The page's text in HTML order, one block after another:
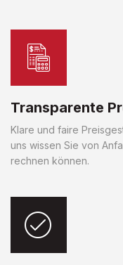
Transparente
Klare und faire
uns wissen Sie von
rechnen können.